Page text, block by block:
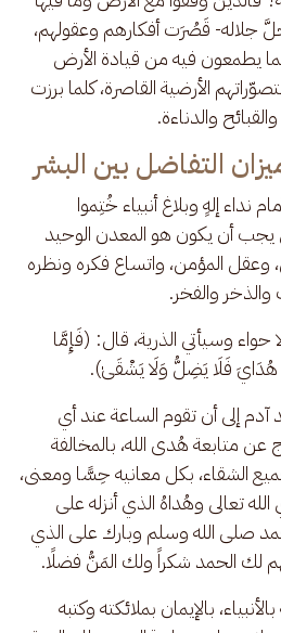
جلاله- قَصُرَت أفكارهم وعقولهم،
يطمعون فيه من قيادة الأرض
الأرضية القاصرة، كلما برزت
والدناءة.
التفاضل بين البشر
إلهٍ وبلاغ أنبياء خُتِموا
أن يكون هو المعدن الوحيد
وعقل المؤمن، واتساع فكره ونظره
والذخر والفخر.
حواء وسيأتي الذرية، قال: (فَإِمَّا
فَلَا يَضِلُّ وَلَا يَشْقَىٰ).
إلى أن تقوم الساعة عند أي
عن متابعة هُدى الله، بالمخالفة
الشقاء، بكل معانيه حِسًّا ومعنى،
تعالى وهُداهُ الذي أنزله على
صلى الله وسلم وبارك على الذي
لك الحمد شكراً ولك المَنُّ فضلًا.
بالإيمان بملائكته وكتبه